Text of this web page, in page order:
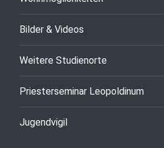
Bilder & Videos
Weitere Studienorte
Priesterseminar Leopoldinum
Jugendvigil